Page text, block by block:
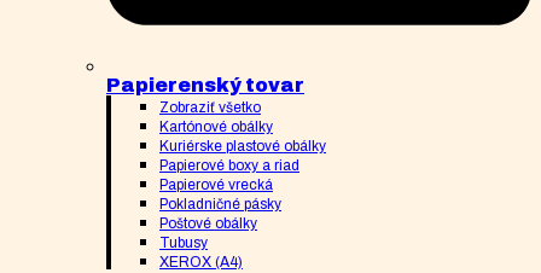
Papierenský tovar
Zobraziť všetko
Kartónové obálky
Kuriérske plastové obálky
Papierové boxy a riad
Papierové vrecká
Pokladničné pásky
Poštové obálky
Tubusy
XEROX (A4)